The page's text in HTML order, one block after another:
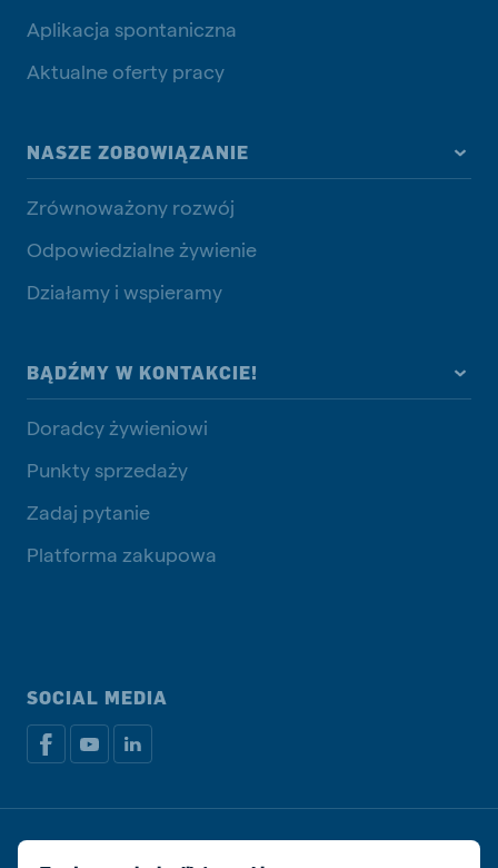
Aplikacja spontaniczna
Aktualne oferty pracy
NASZE ZOBOWIĄZANIE
Zrównoważony rozwój
Odpowiedzialne żywienie
Działamy i wspieramy
BĄDŹMY W KONTAKCIE!
Doradcy żywieniowi
Punkty sprzedaży
Zadaj pytanie
Platforma zakupowa
SOCIAL MEDIA